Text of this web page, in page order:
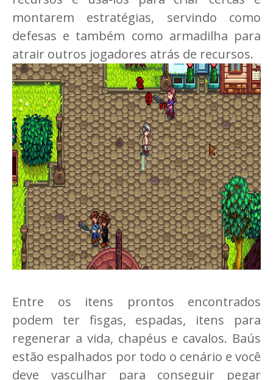
montarem estratégias, servindo como
defesas e também como armadilha para
atrair outros jogadores atrás de recursos.
Entre os itens prontos encontrados
podem ter fisgas, espadas, itens para
regenerar a vida, chapéus e cavalos. Baús
estão espalhados por todo o cenário e você
deve vasculhar para conseguir pegar